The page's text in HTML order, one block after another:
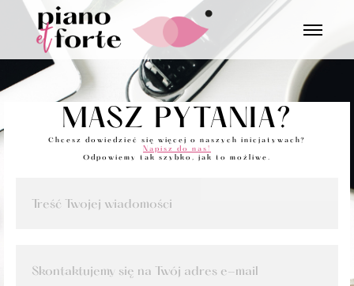
MASZ PYTANIA?
Chcesz dowiedzieć się więcej o naszych inicjatywach?
Napisz do nas!
Odpowiemy tak szybko, jak to możliwe.